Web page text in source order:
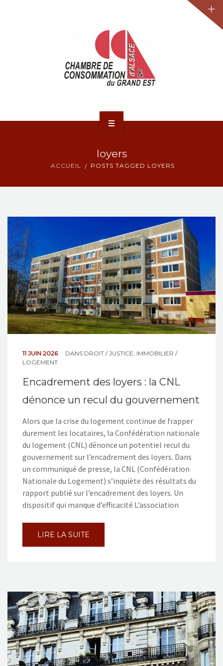
NOS ACTIONS
CONTACT
loyers
ACCUEIL POSTS TAGGED LOYERS
11 JUIN 2026 DANS DROIT / JUSTICE, IMMOBILIER /
LOGEMENT
Encadrement des loyers : la CNL
dénonce un recul du gouvernement
Alors que la crise du logement continue de frapper
durement les locataires, la Confédération nationale
du logement (CNL) dénonce un potentiel recul du
gouvernement sur l’encadrement des loyers. Dans
un communiqué de presse, la CNL (Confédération
Nationale du Logement) s’inquiète des résultats du
rapport publié sur l’encadrement des loyers. Un
dispositif qui manque d’efficacité L’association
LIRE LA SUITE